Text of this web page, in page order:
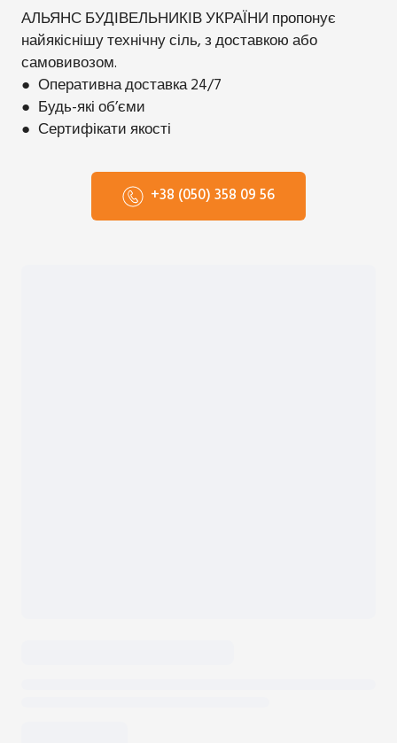
АЛЬЯНС БУДІВЕЛЬНИКІВ УКРАЇНИ пропонує
найякіснішу технічну сіль, з доставкою або
самовивозом.
● Оперативна доставка 24/7
● Будь-які обʼєми
● Сертифікати якості
+38 (050) 358 09 56